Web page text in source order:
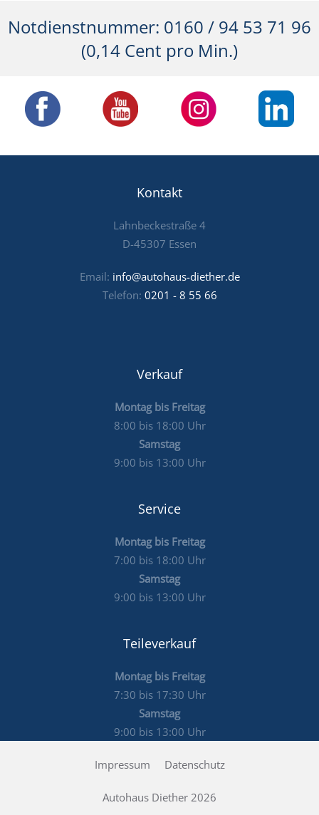
Notdienstnummer: 0160 / 94 53 71 96
(0,14 Cent pro Min.)
Kontakt
Lahnbeckestraße 4
D-45307 Essen
Email: info@autohaus-diether.de
Telefon: 0201 - 8 55 66
Verkauf
Montag bis Freitag
8:00 bis 18:00 Uhr
Samstag
9:00 bis 13:00 Uhr
Service
Montag bis Freitag
7:00 bis 18:00 Uhr
Samstag
9:00 bis 13:00 Uhr
Teileverkauf
Montag bis Freitag
7:30 bis 17:30 Uhr
Samstag
9:00 bis 13:00 Uhr
Impressum Datenschutz
Autohaus Diether 2026